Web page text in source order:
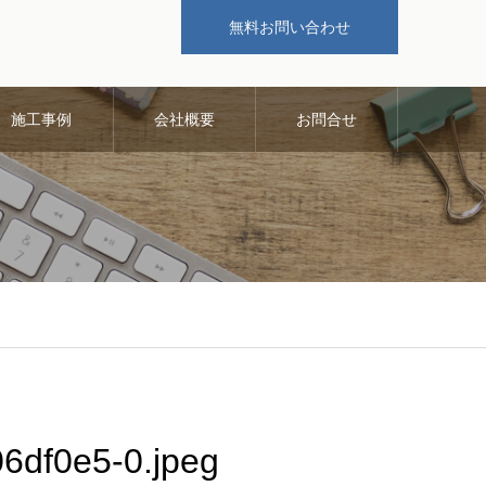
無料お問い合わせ
施工事例 会社概要 お問合せ
0.jpeg